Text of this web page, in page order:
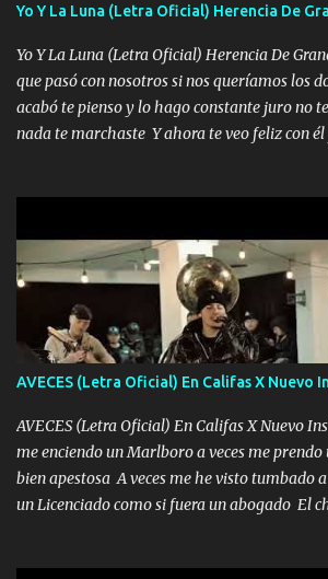
pasión en la troca tus labios besándome yo
quiero que sea nunca con otra yo quiero
quieres en ese momento te pido que seas mi
madre no quiero dejar de tenerte no ayuda
chile quisiera ser menos de ti dependiente la
encierra princesa tu sabes que nunca saldras
Yo Y La Luna (Letra Oficial) Herencia De
Yo Y La Luna (Letra Oficial) Herencia De
que pasó con nosotros si nos queríamos los
acabó te pienso y lo hago constante juro no
nada te marchaste Y ahora te veo feliz con
pero eso ya no va a pasar me perderé en la
mirabas bonito si yo no fui el final feliz el
duele no tenerte aquí sabiendo que moría por
cantamos y por ti nos embriagamos Quién
contigo fui muy feliz a lo mejor no lloró pero
adoro
AVECES (Letra Oficial) En Califas X Nuevo
AVECES (Letra Oficial) En Califas X Nuevo
me enciendo un Marlboro a veces me
bien apestosa A veces me he visto tumbado
un Licenciado como si fuera un abogado El